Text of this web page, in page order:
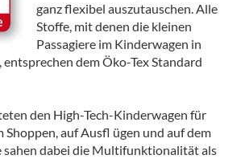
ganz flexibel auszutauschen. Alle
Stoffe, mit denen die kleinen
Passagiere im Kinderwagen in
dem Öko-Tex Standard
den High-Tech-Kinderwagen für
Shoppen, auf Ausfl ügen und auf dem
sahen dabei die Multifunktionalität als